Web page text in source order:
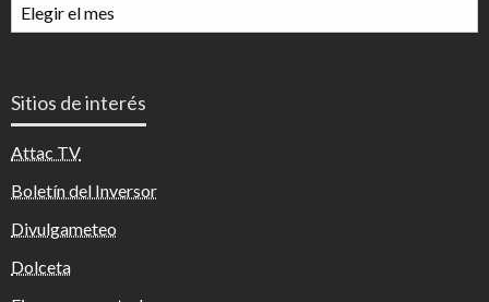
mensuales
Sitios de interés
Attac TV
Boletín del Inversor
Divulgameteo
Dolceta